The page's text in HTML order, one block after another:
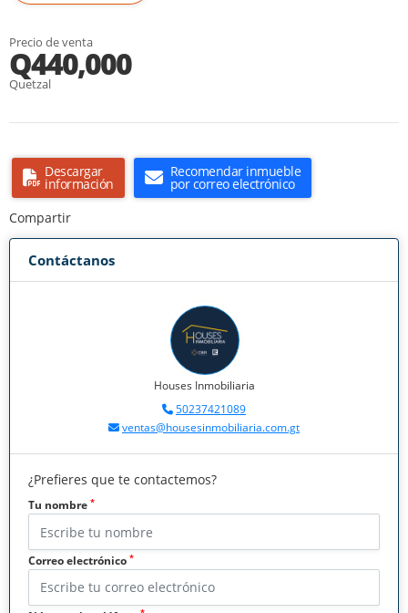
Precio de venta
Q440,000
Quetzal
Descargar
información
Recomendar inmueble
por correo electrónico
Compartir
Contáctanos
Houses Inmobiliaria
50237421089
ventas@housesinmobiliaria.com.gt
¿Prefieres que te contactemos?
Tu nombre *
Correo electrónico *